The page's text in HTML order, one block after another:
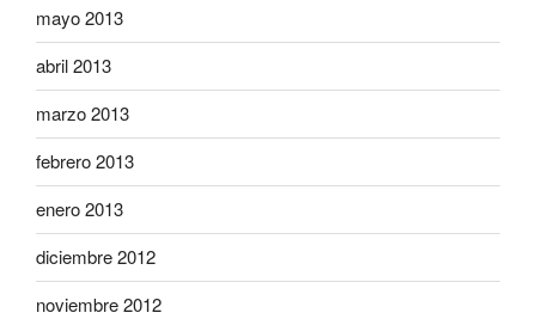
mayo 2013
abril 2013
marzo 2013
febrero 2013
enero 2013
diciembre 2012
noviembre 2012